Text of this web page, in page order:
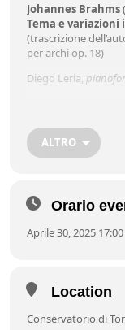
Johannes Brahms
Tema e variazioni
(trascrizione
per archi op. 18)
Diego Leria,
Quintetto in sol
(trascrizione
Allegro ma non
Vivace ma non
Francesco
mani
Scuola di Pianoforte:
ALTRO
Orario
Aprile 30, 2025
Location
Conservatorio di